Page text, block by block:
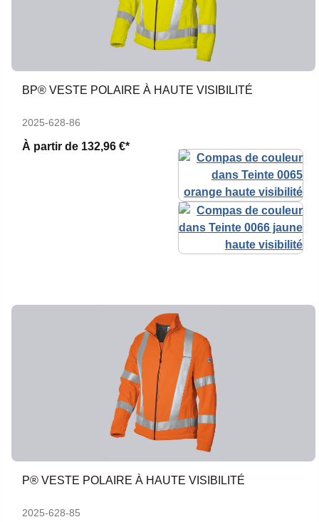
BP® VESTE POLAIRE À HAUTE VISIBILITÉ
2025-628-86
À partir de 132,96 €*
P® VESTE POLAIRE À HAUTE VISIBILITÉ
2025-628-85